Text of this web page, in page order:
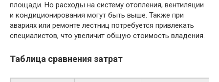
площади. Но расходы на систему отопления, вентиляции
и кондиционирования могут быть выше. Также при
авариях или ремонте лестниц потребуется привлекать
специалистов, что увеличит общую стоимость владения.
Таблица сравнения затрат